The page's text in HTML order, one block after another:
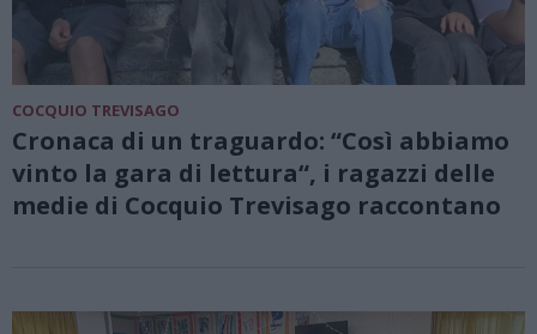
COCQUIO TREVISAGO
Cronaca di un traguardo: “Così abbiamo
vinto la gara di lettura“, i ragazzi delle
medie di Cocquio Trevisago raccontano